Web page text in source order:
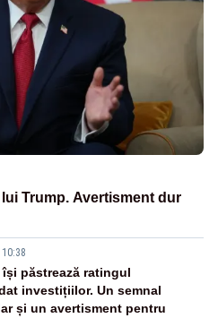
Trump. Avertisment dur
își păstrează ratingul
investițiilor. Un semnal
și un avertisment pentru